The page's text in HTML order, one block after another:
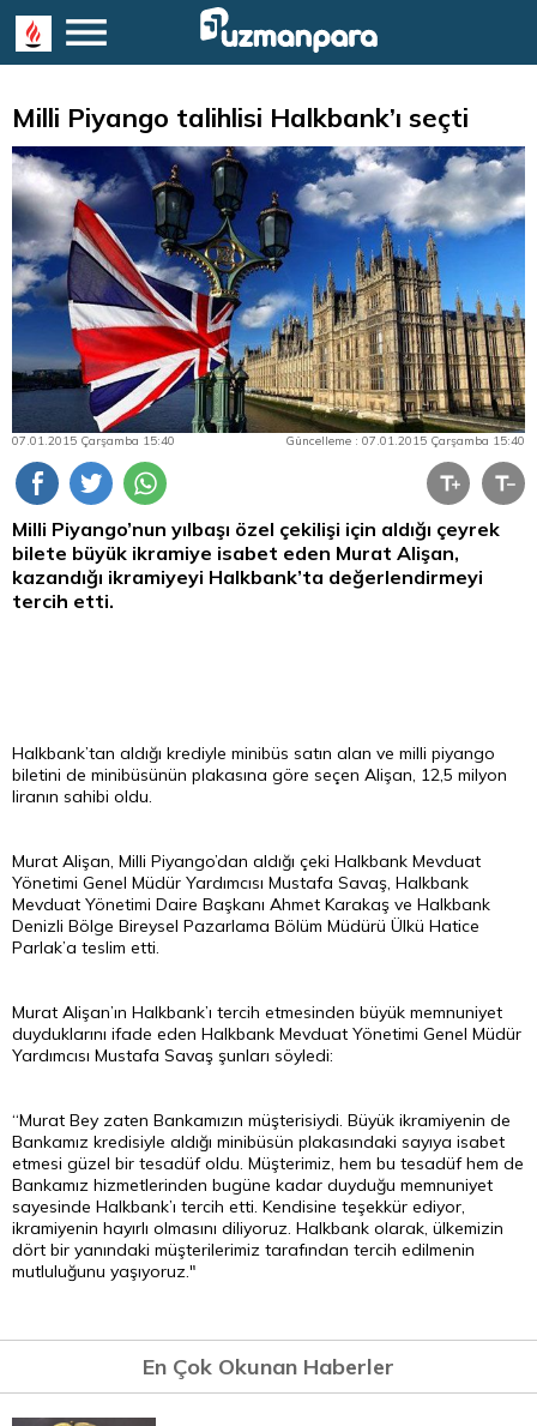
Milli Piyango talihlisi Halkbank’ı seçti
07.01.2015 Çarşamba 15:40 Güncelleme : 07.01.2015 Çarşamba 15:40
Milli Piyango’nun yılbaşı özel çekilişi için aldığı çeyrek
bilete büyük ikramiye isabet eden Murat Alişan,
kazandığı ikramiyeyi Halkbank’ta değerlendirmeyi
tercih etti.
Halkbank’tan aldığı krediyle minibüs satın alan ve milli piyango
biletini de minibüsünün plakasına göre seçen Alişan, 12,5 milyon
liranın sahibi oldu.
Murat Alişan, Milli Piyango’dan aldığı çeki Halkbank Mevduat
Yönetimi Genel Müdür Yardımcısı Mustafa Savaş, Halkbank
Mevduat Yönetimi Daire Başkanı Ahmet Karakaş ve Halkbank
Denizli Bölge Bireysel Pazarlama Bölüm Müdürü Ülkü Hatice
Parlak’a teslim etti.
Murat Alişan’ın Halkbank’ı tercih etmesinden büyük memnuniyet
duyduklarını ifade eden Halkbank Mevduat Yönetimi Genel Müdür
Yardımcısı Mustafa Savaş şunları söyledi:
“Murat Bey zaten Bankamızın müşterisiydi. Büyük ikramiyenin de
Bankamız kredisiyle aldığı minibüsün plakasındaki sayıya isabet
etmesi güzel bir tesadüf oldu. Müşterimiz, hem bu tesadüf hem de
Bankamız hizmetlerinden bugüne kadar duyduğu memnuniyet
sayesinde Halkbank’ı tercih etti. Kendisine teşekkür ediyor,
ikramiyenin hayırlı olmasını diliyoruz. Halkbank olarak, ülkemizin
dört bir yanındaki müşterilerimiz tarafından tercih edilmenin
mutluluğunu yaşıyoruz."
En Çok Okunan Haberler